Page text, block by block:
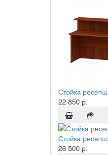
Стойка
22 850 р.
Стойка
26 500 р.